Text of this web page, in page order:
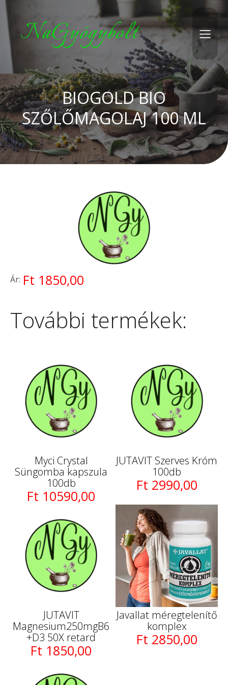
NaGyógybolt
BIOGOLD BIO
SZŐLŐMAGOLAJ 100 ML
Ár: Ft 1850,00
További termékek:
Myci Crystal
Süngomba kapszula
100db
Ft 10590,00
JUTAVIT Szerves Króm
100db
Ft 2990,00
JUTAVIT
Magnesium250mgB6
+D3 50X retard
Ft 1850,00
Javallat méregtelenítő
komplex
Ft 2850,00